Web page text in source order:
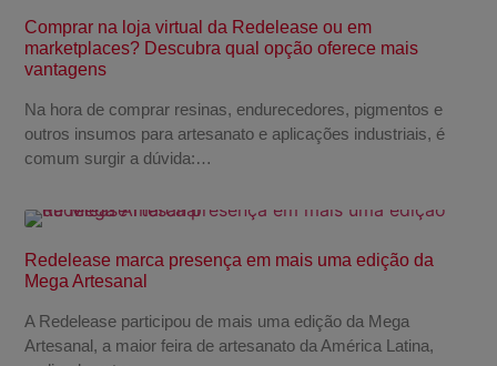
Comprar na loja virtual da Redelease ou em
marketplaces? Descubra qual opção oferece mais
vantagens
Na hora de comprar resinas, endurecedores, pigmentos e
outros insumos para artesanato e aplicações industriais, é
comum surgir a dúvida:…
Redelease marca presença em mais uma edição da
Mega Artesanal
A Redelease participou de mais uma edição da Mega
Artesanal, a maior feira de artesanato da América Latina,